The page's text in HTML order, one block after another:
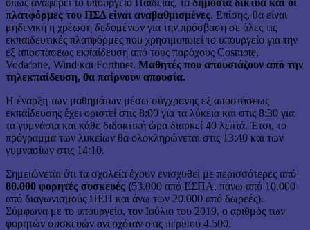
πλατφόρμες του ΠΣΔ είναι αναβαθμισμένες. Επίσης, θα είναι
μηδενική η χρέωση δεδομένων για την πρόσβαση σε όλες τις
εκπαιδευτικές πλατφόρμες που χρησιμοποιεί το υπουργείο για την
εξ αποστάσεως εκπαίδευση από τους παρόχους Cosmote,
Vodafone, Wind και Forthnet. Μαθητές που απουσιάζουν από την
τηλεκπαίδευση, θα παίρνουν απουσία.
Η έναρξη των μαθημάτων μέσω σύγχρονης εξ αποστάσεως
εκπαίδευσης έχει οριστεί στις 8:00 για τα λύκεια και στις 8:30 για
τα γυμνάσια και κάθε διδακτική ώρα διαρκεί 40 λεπτά. Έτσι, το
πρόγραμμα των λυκείων θα ολοκληρώνεται στις 13:40 και των
γυμνασίων στις 14:10.
Σημειώνεται ότι τα σχολεία έχουν ενισχυθεί με περισσότερες από
80.000 φορητές συσκευές (53.000 από ΕΣΠΑ, πάνω από 10.000
από διαγωνισμούς ΠΕΠ και άνω των 20.000 από δωρεές).
Σύμφωνα με το υπουργείο, τον Ιούλιο του 2019, ο αριθμός των
φορητών συσκευών ανερχόταν στις περίπου 4.500.